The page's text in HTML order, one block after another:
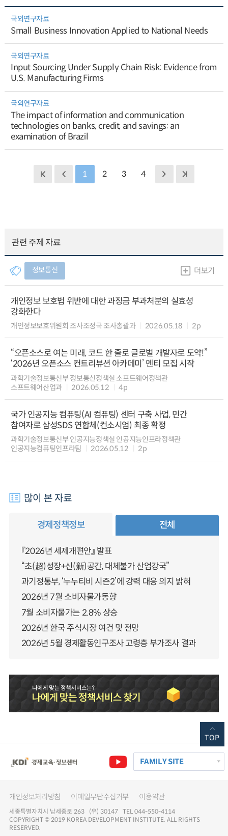
국외연구자료
Small Business Innovation Applied to National Needs
국외연구자료
Input Sourcing Under Supply Chain Risk: Evidence from
U.S. Manufacturing Firms
국외연구자료
The impact of information and communication
technologies on banks, credit, and savings: an
examination of Brazil
1 2 3 4
관련 주제 자료
정보통신 더보기
개인정보 보호법 위반에 대한 과징금 부과처분의 실효성
강화한다
개인정보보호위원회 조사조정국 조사총괄과 2026.05.18 2p
“오픈소스로 여는 미래, 코드 한 줄로 글로벌 개발자로 도약!”
‘2026년 오픈소스 컨트리뷰션 아카데미’ 멘티 모집 시작
과학기술정보통신부 정보통신정책실 소프트웨어정책관
소프트웨어산업과
2026.05.12 4p
국가 인공지능 컴퓨팅(AI 컴퓨팅) 센터 구축 사업, 민간
참여자로 삼성SDS 연합체(컨소시엄) 최종 확정
과학기술정보통신부 인공지능정책실 인공지능인프라정책관
인공지능컴퓨팅인프라팀
2026.05.12 2p
많이 본 자료
경제정책정보 전체
『2026년 세제개편안』 발표
“초(超)성장+신(新)공간, 대체불가 산업강국”
과기정통부, ‘누누티비 시즌2’에 강력 대응 의지 밝혀
2026년 7월 소비자물가동향
7월 소비자물가는 2.8% 상승
2026년 한국 주식시장 여건 및 전망
2026년 5월 경제활동인구조사 고령층 부가조사 결과
FAMILY SITE
개인정보처리방침 이메일무단수집거부 이용약관
세종특별자치시 남세종로 263 (우) 30147 TEL 044-550-4114
COPYRIGHT © 2019 KOREA DEVELOPMENT INSTITUTE. ALL RIGHTS
RESERVED.
TOP